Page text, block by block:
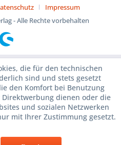
Impressum
- Alle Rechte vorbehalten
die für den technischen
sind und stets gesetzt
den Komfort bei Benutzung
dienen oder die
und sozialen Netzwerken
mit Ihrer Zustimmung gesetzt.